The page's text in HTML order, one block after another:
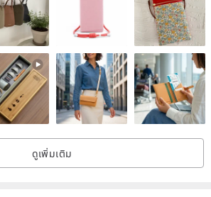
jewelry, please click the following page (666
10 sets)
dHQYj78W
and support, and I wish you a
ดูเพิ่มเติม